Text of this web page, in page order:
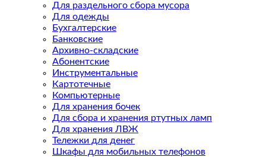
Для раздельного сбора мусора
Для одежды
Бухгалтерские
Банковские
Архивно-складские
Абонентские
Инструментальные
Картотечные
Компьютерные
Для хранения бочек
Для сбора и хранения ртутных ламп
Для хранения ЛВЖ
Тележки для денег
Шкафы для мобильных телефонов